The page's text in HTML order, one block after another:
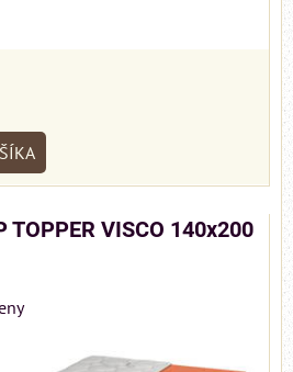
TOPPER VISCO 140x200